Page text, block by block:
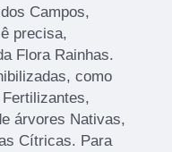
Campos,
precisa,
Flora Rainhas.
como
árvores Nativas,
Cítricas. Para